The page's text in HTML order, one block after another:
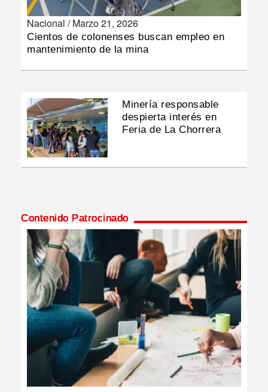
Nacional /Marzo 21, 2026
Cientos de colonenses buscan empleo en
mantenimiento de la mina
Minería responsable
despierta interés en
Feria de La Chorrera
Contenido Patrocinado